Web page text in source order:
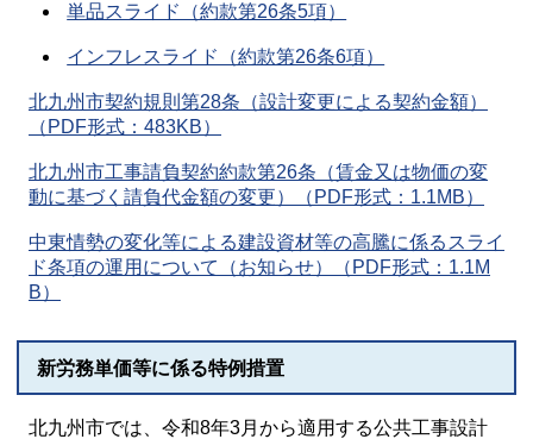
単品スライド（約款第26条5項）
インフレスライド（約款第26条6項）
北九州市契約規則第28条（設計変更による契約金額）
（PDF形式：483KB）
北九州市工事請負契約約款第26条（賃金又は物価の変
動に基づく請負代金額の変更）（PDF形式：1.1MB）
中東情勢の変化等による建設資材等の高騰に係るスライ
ド条項の運用について（お知らせ）（PDF形式：1.1M
B）
新労務単価等に係る特例措置
北九州市では、令和8年3月から適用する公共工事設計